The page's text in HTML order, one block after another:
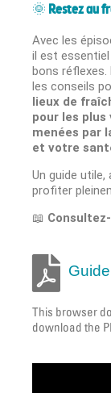
🌞 Restez au
Avec les
il est
bons réflexes.
les conseils
lieux de
pour les
menées par
et votre
Un guide
profiter
📖
This browser
download the